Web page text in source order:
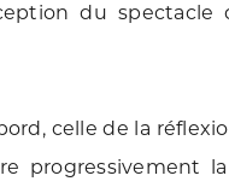
du spectacle
celle de la
progressivement